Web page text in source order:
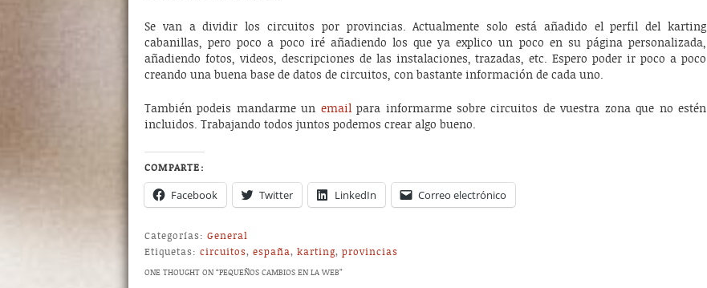
Se van a dividir los circuitos por provincias. Actualmente solo está añadido el perfil del karting
cabanillas, pero poco a poco iré añadiendo los que ya explico un poco en su página personalizada,
añadiendo fotos, videos, descripciones de las instalaciones, trazadas, etc. Espero poder ir poco a poco
creando una buena base de datos de circuitos, con bastante información de cada uno.
También podeis mandarme un emailpara informarme sobre circuitos de vuestra zona que no estén
incluidos. Trabajando todos juntos podemos crear algo bueno.
COMPARTE:
Facebook Twitter LinkedIn Correo electrónico
Categorías: General
Etiquetas: circuitos, españa, karting, provincias
ONE THOUGHT ON “PEQUEÑOS CAMBIOS EN LA WEB”